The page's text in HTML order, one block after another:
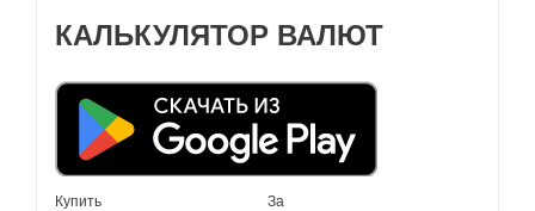
КАЛЬКУЛЯТОР ВАЛЮТ
Купить За